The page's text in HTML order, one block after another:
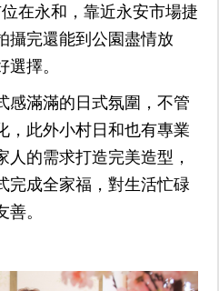
在永和，靠近永安市場捷
攝完還能到公園盡情放
擇。
感滿滿的日式氛圍，不管
，此外小村日和也有專業
人的需求打造完美造型，
完成全家福，對生活忙碌
。